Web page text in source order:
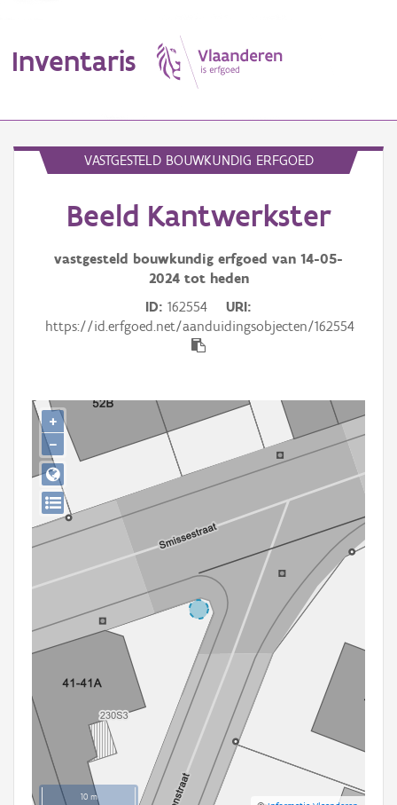
Inventaris
Erfgoedobject
Aanduidingsobject
Thema
Persoon of collectief
Downloads
Hergebruik
Aanmelden
VASTGESTELD BOUWKUNDIG ERFGOED
Beeld Kantwerkster
vastgesteld bouwkundig erfgoed van 14-05-
2024tot heden
ID 162554
URI
https://id.erfgoed.net/aanduidingsobjecten/162554
10 m
+
−